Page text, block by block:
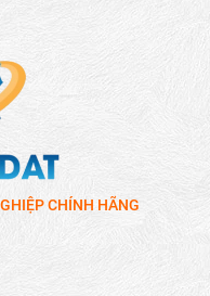
CHÍNH HÃNG